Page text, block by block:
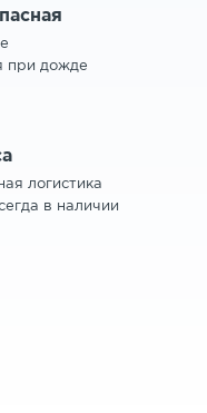
при дожде
логистика
в наличии